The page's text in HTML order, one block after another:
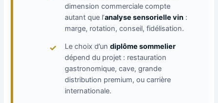
dimension commerciale compte
autant que l’analyse sensorielle vin :
marge, rotation, conseil, fidélisation.
Le choix d’undiplôme sommelier
dépend du projet : restauration
gastronomique, cave, grande
distribution premium, ou carrière
internationale.